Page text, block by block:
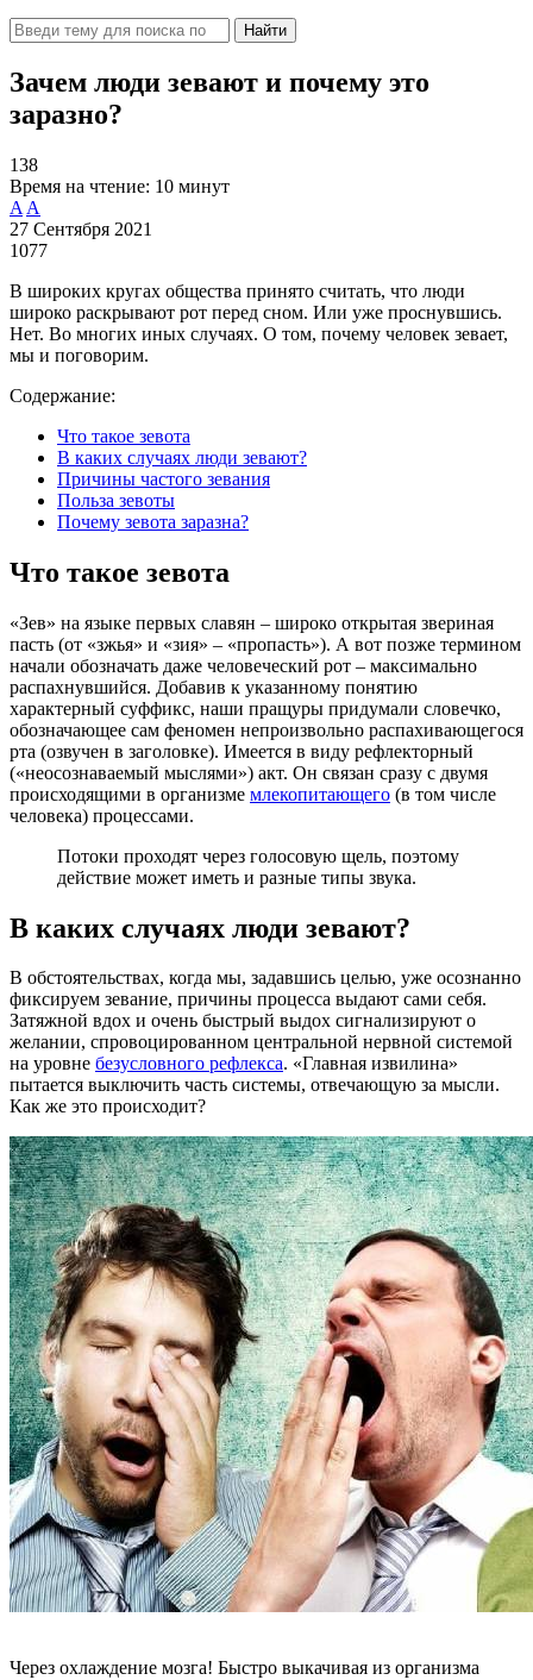
Найти
Зачем люди зевают и почему это
заразно?
138
Время на чтение: 10 минут
A A
27 Сентября 2021
1077
В широких кругах общества принято считать, что люди
широко раскрывают рот перед сном. Или уже проснувшись.
Нет. Во многих иных случаях. О том, почему человек зевает,
мы и поговорим.
Содержание:
Что такое зевота
В каких случаях люди зевают?
Причины частого зевания
Польза зевоты
Почему зевота заразна?
Что такое зевота
«Зев» на языке первых славян – широко открытая звериная
пасть (от «зжья» и «зия» – «пропасть»). А вот позже термином
начали обозначать даже человеческий рот – максимально
распахнувшийся. Добавив к указанному понятию
характерный суффикс, наши пращуры придумали словечко,
обозначающее сам феномен непроизвольно распахивающегося
рта (озвучен в заголовке). Имеется в виду рефлекторный
(«неосознаваемый мыслями») акт. Он связан сразу с двумя
происходящими в организме млекопитающего (в том числе
человека) процессами.
Потоки проходят через голосовую щель, поэтому
действие может иметь и разные типы звука.
В каких случаях люди зевают?
В обстоятельствах, когда мы, задавшись целью, уже осознанно
фиксируем зевание, причины процесса выдают сами себя.
Затяжной вдох и очень быстрый выдох сигнализируют о
желании, спровоцированном центральной нервной системой
на уровне безусловного рефлекса. «Главная извилина»
пытается выключить часть системы, отвечающую за мысли.
Как же это происходит?
Через охлаждение мозга! Быстро выкачивая из организма